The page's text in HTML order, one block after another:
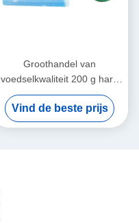
Groothandel van
voedselkwaliteit 200 g hard
gelaatblok voor lunchdoos
voor diepgevroren voedsel
Vind de beste prijs